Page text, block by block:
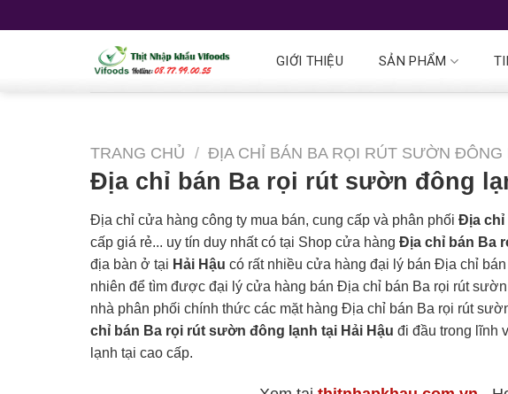
GIỚI THIỆU SẢN PHẨM
TRANG CHỦ / ĐỊA CHỈ BÁN BA RỌI RÚT SƯỜN ĐÔNG
Địa chỉ bán Ba rọi rút sườn đông
Địa chỉ cửa hàng công ty mua bán, cung cấp và phân phối Địa chỉ
cấp giá rẻ... uy tín duy nhất có tại Shop cửa hàng Địa chỉ bán Ba
địa bàn ở tại Hải Hậu có rất nhiều cửa hàng đại lý bán Địa chỉ
nhiên để tìm được đại lý cửa hàng bán Địa chỉ bán Ba rọi rút
nhà phân phối chính thức các mặt hàng Địa chỉ bán Ba rọi rút
chỉ bán Ba rọi rút sườn đông lạnh tại Hải Hậu đi đầu trong lĩnh
lạnh tại cao cấp.